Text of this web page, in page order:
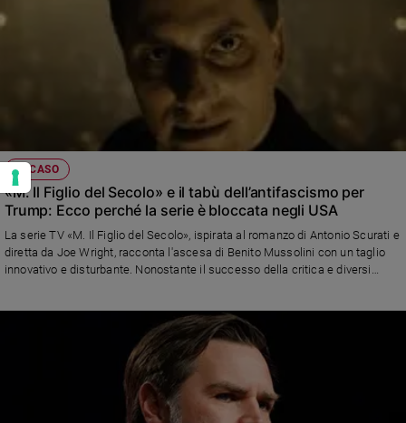
IL CASO
«M. Il Figlio del Secolo» e il tabù dell’antifascismo per
Trump: Ecco perché la serie è bloccata negli USA
La serie TV «M. Il Figlio del Secolo», ispirata al romanzo di Antonio Scurati e
diretta da Joe Wright, racconta l'ascesa di Benito Mussolini con un taglio
innovativo e disturbante. Nonostante il successo della critica e diversi
considerato “troppo controverso” per la Hollywood dei tempi di Trump